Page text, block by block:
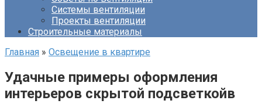
Системы вентиляции
Проекты вентиляции
Строительные материалы
Главная » Освещение в квартире
Удачные примеры оформления
интерьеров скрытой подсветкойв